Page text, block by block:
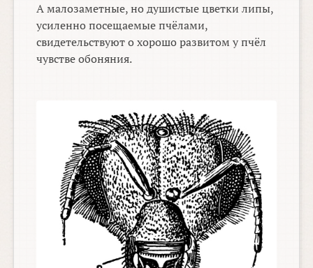
А малозаметные, но душистые цветки липы,
усиленно посещаемые пчёлами,
свидетельствуют о хорошо развитом у пчёл
чувстве обоняния.